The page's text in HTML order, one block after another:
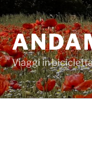
Viaggi in